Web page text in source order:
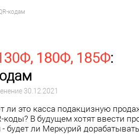
кодам
180Ф, 185Ф:
30.12.2021
ли это касса подакцизную
коды? В будущем хотят ввести
будет ли Меркурий